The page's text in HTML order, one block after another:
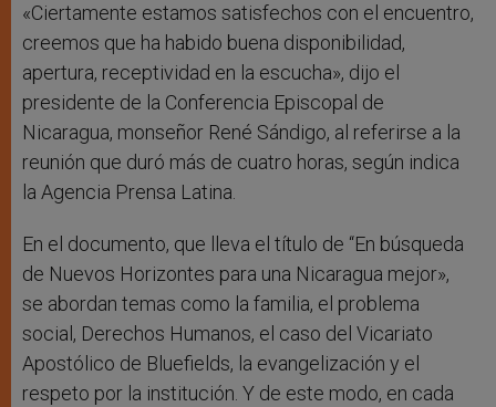
«Ciertamente estamos satisfechos con el encuentro,
creemos que ha habido buena disponibilidad,
apertura, receptividad en la escucha», dijo el
presidente de la Conferencia Episcopal de
Nicaragua, monseñor René Sándigo, al referirse a la
reunión que duró más de cuatro horas, según indica
la Agencia Prensa Latina.
En el documento, que lleva el título de “En búsqueda
de Nuevos Horizontes para una Nicaragua mejor»,
se abordan temas como la familia, el problema
social, Derechos Humanos, el caso del Vicariato
Apostólico de Bluefields, la evangelización y el
respeto por la institución. Y de este modo, en cada